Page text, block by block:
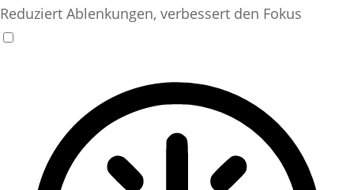
Reduziert Ablenkungen, verbessert den Fokus